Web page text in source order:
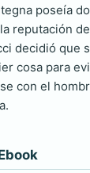
poseía
reputación
decidió que
cosa para
con el